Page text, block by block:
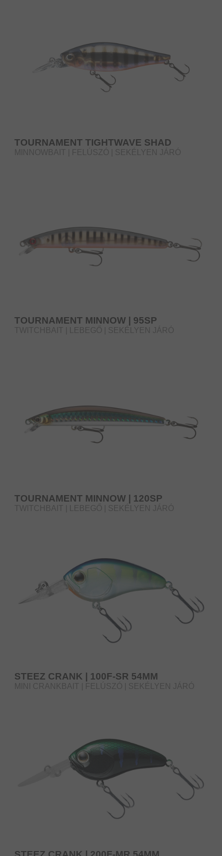
TOURNAMENT TIGHTWAVE SHAD
MINNOWBAIT | FELÚSZÓ | SEKÉLYEN JÁRÓ
TOURNAMENT MINNOW | 95SP
TWITCHBAIT | LEBEGŐ | SEKÉLYEN JÁRÓ
TOURNAMENT MINNOW | 120SP
TWITCHBAIT | LEBEGŐ | SEKÉLYEN JÁRÓ
STEEZ CRANK | 100F-SR 54MM
MINI CRANKBAIT | FELÚSZÓ | SEKÉLYEN JÁRÓ